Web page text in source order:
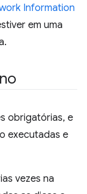
Information
em uma
obrigatórias, e
executadas e
vezes na